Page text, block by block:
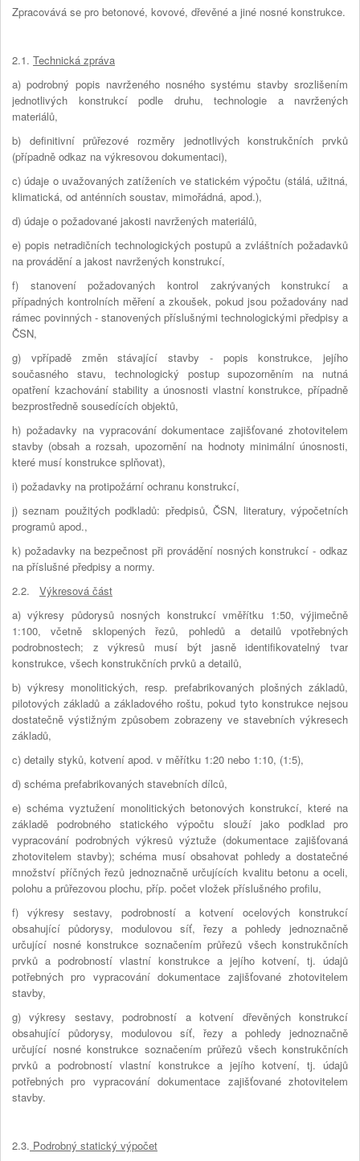
Zpracovává se pro betonové, kovové, dřevěné a jiné nosné konstrukce.
2.1. Technická zpráva
a) podrobný popis navrženého nosného systému stavby srozlišením
jednotlivých konstrukcí podle druhu, technologie a navržených
materiálů,
b) definitivní průřezové rozměry jednotlivých konstrukčních prvků
(případně odkaz na výkresovou dokumentaci),
c) údaje o uvažovaných zatíženích ve statickém výpočtu (stálá, užitná,
klimatická, od anténních soustav, mimořádná, apod.),
d) údaje o požadované jakosti navržených materiálů,
e) popis netradičních technologických postupů a zvláštních požadavků
na provádění a jakost navržených konstrukcí,
f) stanovení požadovaných kontrol zakrývaných konstrukcí a
případných kontrolních měření a zkoušek, pokud jsou požadovány nad
rámec povinných - stanovených příslušnými technologickými předpisy a
ČSN,
g) vpřípadě změn stávající stavby - popis konstrukce, jejího
současného stavu, technologický postup supozorněním na nutná
opatření kzachování stability a únosnosti vlastní konstrukce, případně
bezprostředně sousedících objektů,
h) požadavky na vypracování dokumentace zajišťované zhotovitelem
stavby (obsah a rozsah, upozornění na hodnoty minimální únosnosti,
které musí konstrukce splňovat),
i) požadavky na protipožární ochranu konstrukcí,
j) seznam použitých podkladů: předpisů, ČSN, literatury, výpočetních
programů apod.,
k) požadavky na bezpečnost při provádění nosných konstrukcí - odkaz
na příslušné předpisy a normy.
2.2. Výkresová část
a) výkresy půdorysů nosných konstrukcí vměřítku 1:50, výjimečně
1:100, včetně sklopených řezů, pohledů a detailů vpotřebných
podrobnostech; z výkresů musí být jasně identifikovatelný tvar
konstrukce, všech konstrukčních prvků a detailů,
b) výkresy monolitických, resp. prefabrikovaných plošných základů,
pilotových základů a základového roštu, pokud tyto konstrukce nejsou
dostatečně výstižným způsobem zobrazeny ve stavebních výkresech
základů,
c) detaily styků, kotvení apod. v měřítku 1:20 nebo 1:10, (1:5),
d) schéma prefabrikovaných stavebních dílců,
e) schéma vyztužení monolitických betonových konstrukcí, které na
základě podrobného statického výpočtu slouží jako podklad pro
vypracování podrobných výkresů výztuže (dokumentace zajišťovaná
zhotovitelem stavby); schéma musí obsahovat pohledy a dostatečné
množství příčných řezů jednoznačně určujících kvalitu betonu a oceli,
polohu a průřezovou plochu, příp. počet vložek příslušného profilu,
f) výkresy sestavy, podrobností a kotvení ocelových konstrukcí
obsahující půdorysy, modulovou síť, řezy a pohledy jednoznačně
určující nosné konstrukce soznačením průřezů všech konstrukčních
prvků a podrobností vlastní konstrukce a jejího kotvení, tj. údajů
potřebných pro vypracování dokumentace zajišťované zhotovitelem
stavby,
g) výkresy sestavy, podrobností a kotvení dřevěných konstrukcí
obsahující půdorysy, modulovou síť, řezy a pohledy jednoznačně
určující nosné konstrukce soznačením průřezů všech konstrukčních
prvků a podrobností vlastní konstrukce a jejího kotvení, tj. údajů
potřebných pro vypracování dokumentace zajišťované zhotovitelem
stavby.
2.3. Podrobný statický výpočet